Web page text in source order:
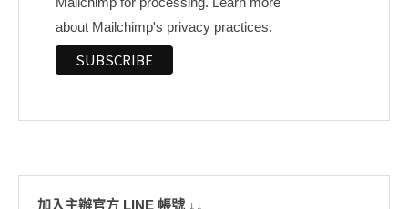
about Mailchimp's privacy practices.
加入主辦官方 LINE 帳號 ↓↓